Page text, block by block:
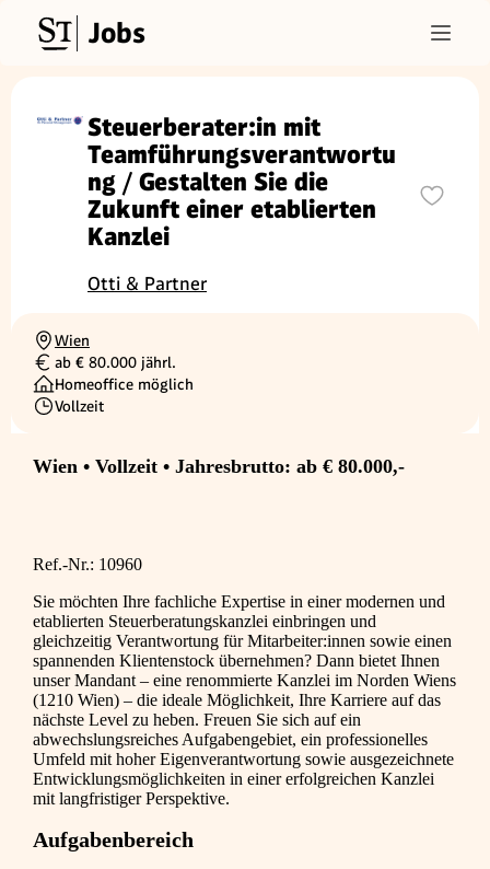
Jobs
Steuerberater:in mit
Teamführungsverantwortu
ng / Gestalten Sie die
Zukunft einer etablierten
Kanzlei
Otti & Partner
Ortschaft
Wien
Gehalt
ab € 80.000 jährl.
Homeoffice möglich
Beschäftigungsart
Vollzeit
Wien • Vollzeit • Jahresbrutto: ab € 80.000,-
Ref.-Nr.: 10960
Sie möchten Ihre fachliche Expertise in einer modernen und
etablierten Steuerberatungskanzlei einbringen und
gleichzeitig Verantwortung für Mitarbeiter:innen sowie einen
spannenden Klientenstock übernehmen? Dann bietet Ihnen
unser Mandant – eine renommierte Kanzlei im Norden Wiens
(1210 Wien) – die ideale Möglichkeit, Ihre Karriere auf das
nächste Level zu heben. Freuen Sie sich auf ein
abwechslungsreiches Aufgabengebiet, ein professionelles
Umfeld mit hoher Eigenverantwortung sowie ausgezeichnete
Entwicklungsmöglichkeiten in einer erfolgreichen Kanzlei
mit langfristiger Perspektive.
Aufgabenbereich